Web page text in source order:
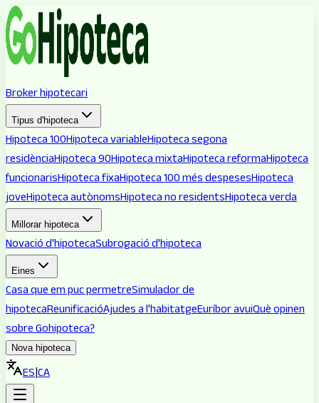
Broker hipotecari
Tipus d'hipoteca
Hipoteca 100Hipoteca variableHipoteca segona
residènciaHipoteca 90Hipoteca mixtaHipoteca reformaHipoteca
funcionarisHipoteca fixaHipoteca 100 més despesesHipoteca
joveHipoteca autònomsHipoteca no residentsHipoteca verda
Millorar hipoteca
Novació d'hipotecaSubrogació d'hipoteca
Eines
Casa que em puc permetreSimulador de
hipotecaReunificacióAjudes a l'habitatgeEuríbor avuiQuè opinen
sobre Gohipoteca?
Nova hipoteca
ES|CA